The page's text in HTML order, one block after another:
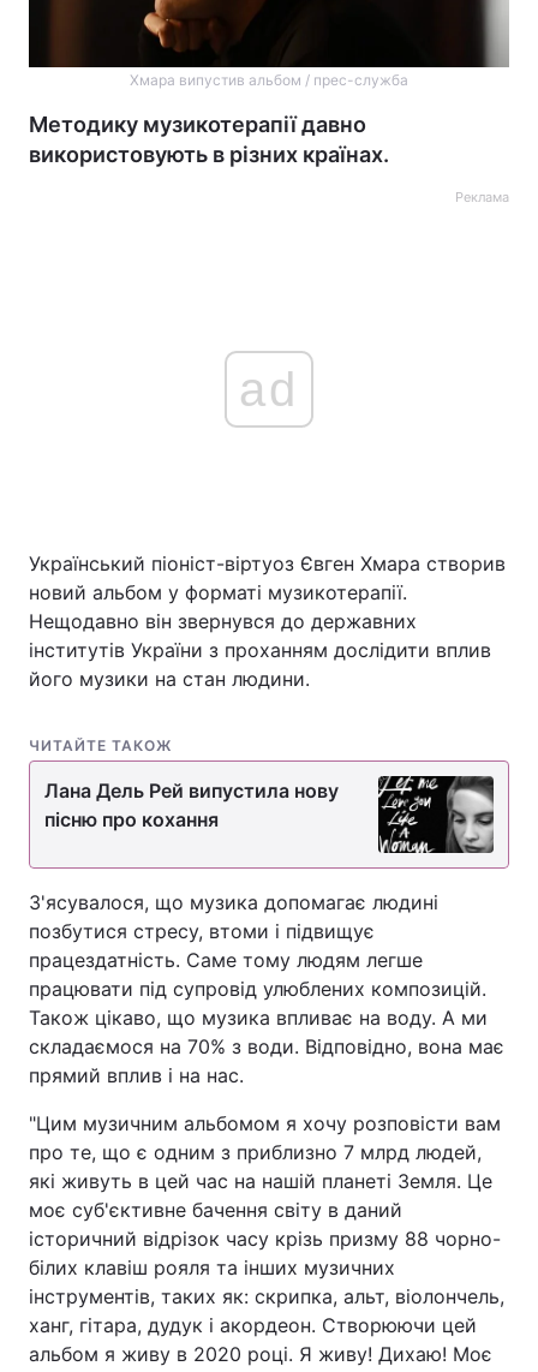
Хмара випустив альбом / прес-служба
Методику музикотерапії давно
використовують в різних країнах.
Реклама
ad
Український піоніст-віртуоз Євген Хмара створив
новий альбом у форматі музикотерапії.
Нещодавно він звернувся до державних
інститутів України з проханням дослідити вплив
його музики на стан людини.
ЧИТАЙТЕ ТАКОЖ
Лана Дель Рей випустила нову
пісню про кохання
З'ясувалося, що музика допомагає людині
позбутися стресу, втоми і підвищує
працездатність. Саме тому людям легше
працювати під супровід улюблених композицій.
Також цікаво, що музика впливає на воду. А ми
складаємося на 70% з води. Відповідно, вона має
прямий вплив і на нас.
"Цим музичним альбомом я хочу розповісти вам
про те, що є одним з приблизно 7 млрд людей,
які живуть в цей час на нашій планеті Земля. Це
моє суб'єктивне бачення світу в даний
історичний відрізок часу крізь призму 88 чорно-
білих клавіш рояля та інших музичних
інструментів, таких як: скрипка, альт, віолончель,
ханг, гітара, дудук і акордеон. Створюючи цей
альбом я живу в 2020 році. Я живу! Дихаю! Моє